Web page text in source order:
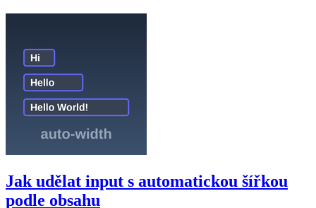
Jak udělat input s automatickou šířkou
podle obsahu